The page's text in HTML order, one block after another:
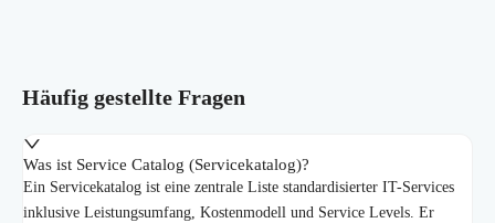
Häufig gestellte Fragen
Was ist Service Catalog (Servicekatalog)?
Ein Servicekatalog ist eine zentrale Liste standardisierter IT-Services
inklusive Leistungsumfang, Kostenmodell und Service Levels. Er